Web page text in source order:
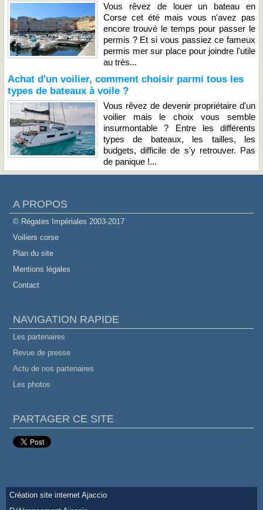
Vous rêvez de louer un bateau en
Corse cet été mais vous n'avez pas
encore trouvé le temps pour passer le
permis ? Et si vous passiez ce fameux
permis mer sur place pour joindre l'utile
au très...
Achat d'un voilier, comment choisir parmi tous les
types de bateaux à voile ?
Vous rêvez de devenir propriétaire d'un
voilier mais le choix vous semble
insurmontable ? Entre les différents
types de bateaux, les tailles, les
budgets, difficile de s'y retrouver. Pas
de panique !...
A PROPOS
© Régates Impériales 2003-2017
Voiliers corse
Plan du site
Mentions légales
Contact
NAVIGATION RAPIDE
Les partenaires
Revue de presse
Actu de nos partenaires
Les photos
PARTAGER CE SITE
Création site internet Ajaccio